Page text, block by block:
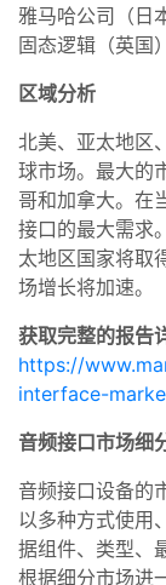
雅马哈公司（日
固态逻辑（英国）
区域分析
北美、亚太地区
球市场。最大的
哥和加拿大。在
接口的最大需求
太地区国家将取
场增长将加速。
获取完整的报告
https://
interface-
音频接口市场细
音频接口设备的
以多种方式使用
据组件、类型、
根据细分市场进